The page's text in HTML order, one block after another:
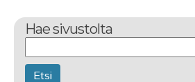
Hae sivustolta